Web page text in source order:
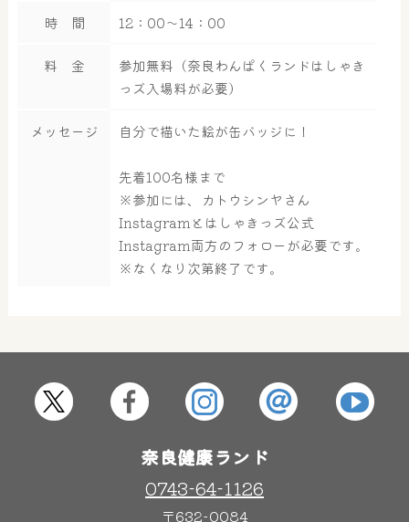
大浴場 サウナ・岩盤浴
はしゃきっズ
時 間 12：00～14：00
料 金
参加無料（奈良わんぱくランドはしゃき
っズ入場料が必要）
メッセージ 自分で描いた絵が缶バッジに！
先着100名様まで
※参加には、カトウシンヤさん
Instagramとはしゃきっズ公式
Instagram両方のフォローが必要です。
※なくなり次第終了です。
奈良健康ランド
0743-64-1126
〒632-0084